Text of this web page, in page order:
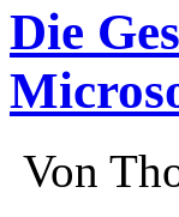
Die
Von